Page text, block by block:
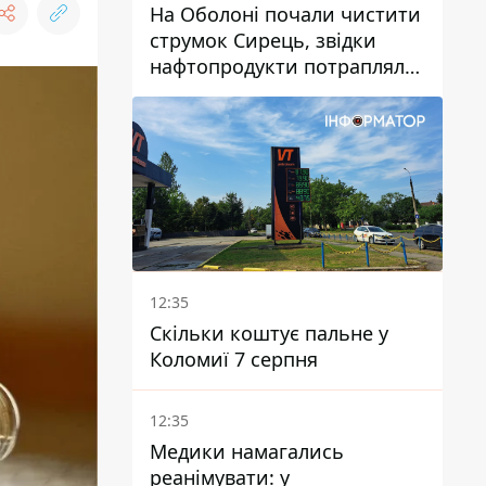
На Оболоні почали чистити
струмок Сирець, звідки
нафтопродукти потрапляли
до озер
12:35
Скільки коштує пальне у
Коломиї 7 серпня
12:35
Медики намагались
реанімувати: у